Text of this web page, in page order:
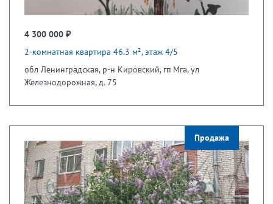
4 300 000 ₽
2-комнатная квартира 46.3 м², этаж 4/5
обл Ленинградская, р-н Кировский, гп Мга, ул
Железнодорожная, д. 75
Продажа